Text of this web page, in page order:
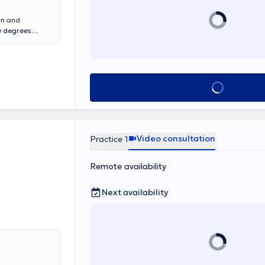
την
and
degrees
without
Book
Practice 1 Video consultation
Remote availability
Next availability